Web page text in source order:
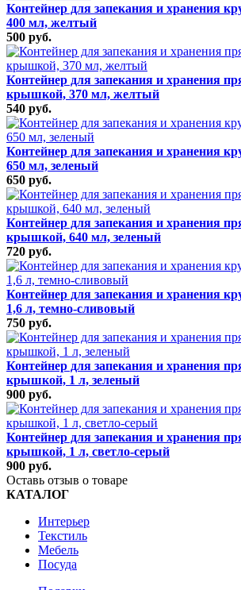
Контейнер для запекания и хранения
400 мл, желтый
500 руб.
Контейнер для запекания и хранения
крышкой, 370 мл, желтый
540 руб.
Контейнер для запекания и хранения
650 мл, зеленый
650 руб.
Контейнер для запекания и хранения
крышкой, 640 мл, зеленый
720 руб.
Контейнер для запекания и хранения
1,6 л, темно-сливовый
750 руб.
Контейнер для запекания и хранения
крышкой, 1 л, зеленый
900 руб.
Контейнер для запекания и хранения
крышкой, 1 л, светло-серый
900 руб.
Оставь отзыв о товаре
КАТАЛОГ
Интерьер
Текстиль
Мебель
Посуда